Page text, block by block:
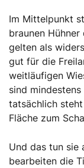
Im Mittelpunkt
braunen Hühner
gelten als
gut für die
weitläufigen
sind
tatsächlich
Fläche zum
Und das tun sie
bearbeiten die